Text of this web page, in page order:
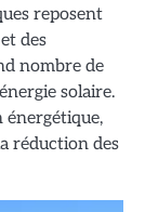
reposent
des
nombre de
solaire.
réduction des